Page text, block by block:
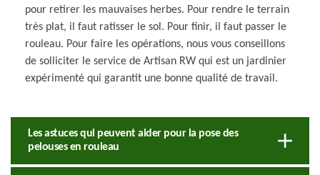
pour retirer les mauvaises herbes. Pour rendre le terrain
très plat, il faut ratisser le sol. Pour finir, il faut passer le
rouleau. Pour faire les opérations, nous vous conseillons
de solliciter le service de Artisan RW qui est un jardinier
expérimenté qui garantit une bonne qualité de travail.
Les astuces qui peuvent aider pour la pose des
pelouses en rouleau